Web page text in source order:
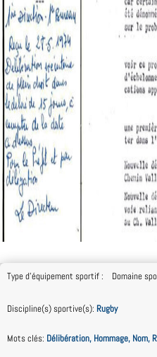
Type d'équipement sportif : Domaine
Discipline(s) sportive(s): Rugby
Mots clés: Délibération, Hommage, Nom,